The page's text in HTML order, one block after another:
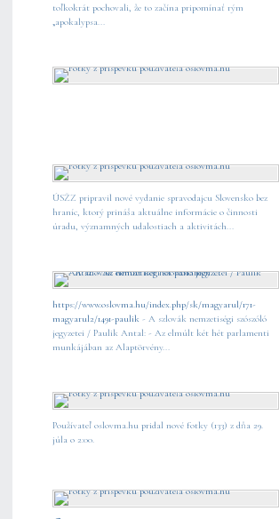
toľkokrát pochovali, že to začína pripomínať rým
„apokalypsa...
ÚSŽZ pripravil nové vydanie spravodajcu Slovensko bez
hraníc, ktorý prináša aktuálne informácie o činnosti
úradu, významných udalostiach a aktivitách...
https://www.oslovma.hu/index.php/sk/magyarul/171-
magyarul2/1491-paulik - A szlovák nemzetiségi szószóló
jegyzetei / Paulik Antal: - Az elmúlt két hét parlamenti
munkájában az Alaptörvény...
Používateľ oslovma.hu pridal nové fotky (133) z dňa 29.
júla o 2:00.